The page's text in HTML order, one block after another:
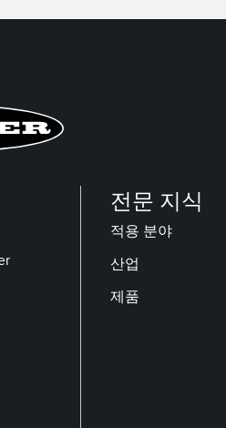
전문 지식
적용 분야
산업
제품